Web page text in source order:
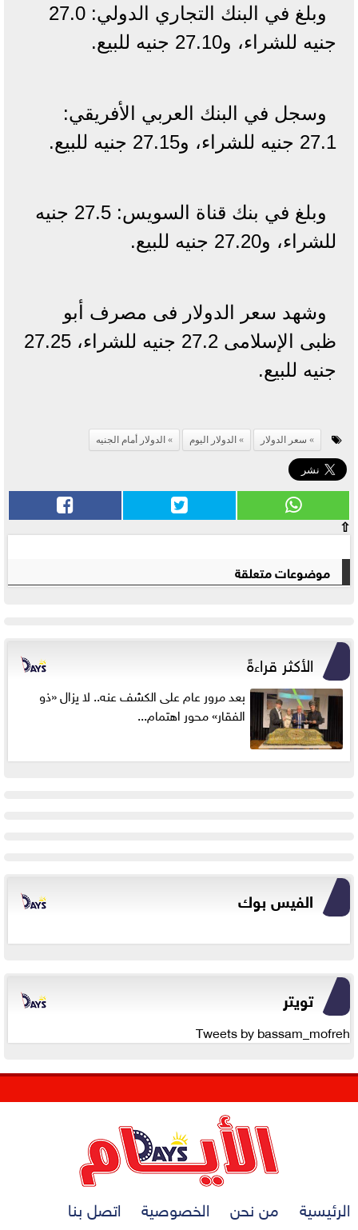
وبلغ في البنك التجاري الدولي: 27.0
جنيه للشراء، و27.10 جنيه للبيع.
وسجل في البنك العربي الأفريقي:
27.1 جنيه للشراء، و27.15 جنيه للبيع.
وبلغ في بنك قناة السويس: 27.5 جنيه
للشراء، و27.20 جنيه للبيع.
وشهد سعر الدولار فى مصرف أبو
ظبى الإسلامى 27.2 جنيه للشراء، 27.25
جنيه للبيع.
سعر الدولار الدولار اليوم الدولار أمام الجنيه
⇧
موضوعات متعلقة
الأكثر قراءةً
بعد مرور عام على الكشف عنه.. لا يزال «ذو
الفقار» محور اهتمام...
الفيس بوك
تويتر
Tweets by bassam_mofreh
الرئيسية من نحن الخصوصية اتصل بنا